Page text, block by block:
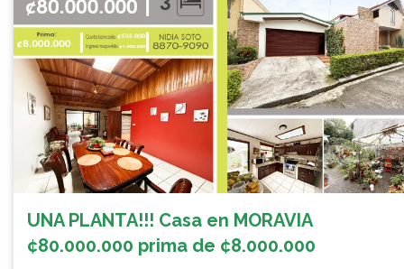
UNA PLANTA!!! Casa en MORAVIA
¢80.000.000 prima de ¢8.000.000